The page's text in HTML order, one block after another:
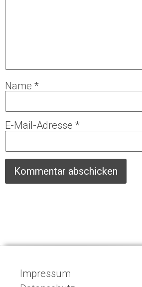
Name *
E-Mail-Adresse *
Impressum